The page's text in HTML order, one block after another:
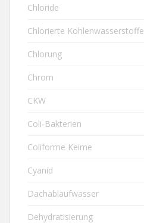
Chloride
Chlorierte Kohlenwasserstoffe
Chlorung
Chrom
CKW
Coli-Bakterien
Coliforme Keime
Cyanid
Dachablaufwasser
Dehydratisierung